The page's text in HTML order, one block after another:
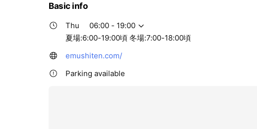
Basic info
Thu
06:00 - 19:00
夏場:6:00-19:00頃 冬場:7:00-18:00頃
emushiten.com/
Parking available